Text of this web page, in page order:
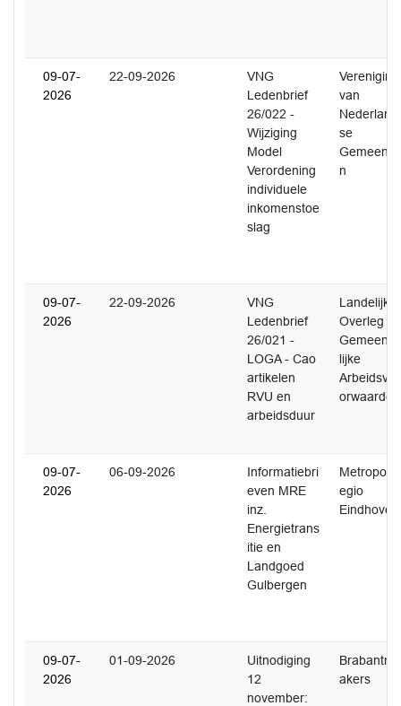
09-07-
2026
22-09-2026
VNG
Ledenbrief
26/022 -
Wijziging
Model
Verordening
individuele
inkomenstoe
slag
Vereniging
van
Nederland
se
Gemeente
n
09-07-
2026
22-09-2026
VNG
Ledenbrief
26/021 -
LOGA - Cao
artikelen
RVU en
arbeidsduur
Landelijk
Overleg
Gemeente
lijke
Arbeidsvo
orwaarden
09-07-
2026
06-09-2026
Informatiebri
even MRE
inz.
Energietrans
itie en
Landgoed
Gulbergen
Metropoolr
egio
Eindhoven
09-07-
2026
01-09-2026
Uitnodiging
12
november:
Brabantm
akers